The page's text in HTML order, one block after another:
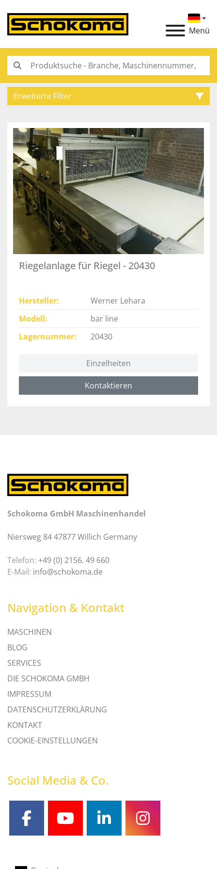
Menü
Erweiterte Filter
Hersteller
Riegelanlage für Riegel - 20430
Hersteller
Werner Lehara
Modell
bar line
Lagernummer
20430
Einzelheiten
Kontaktieren
Schokoma GmbH Maschinenhandel
Niersweg 84 47877 Willich Germany
Telefon: +49 (0) 2156. 49 660
E-Mail: info@schokoma.de
Navigation & Kontakt
MASCHINEN
BLOG
SERVICES
DIE SCHOKOMA GMBH
IMPRESSUM
DATENSCHUTZERKLÄRUNG
KONTAKT
COOKIE-EINSTELLUNGEN
Social Media & Co.
facebookyoutubelinkedininstagram